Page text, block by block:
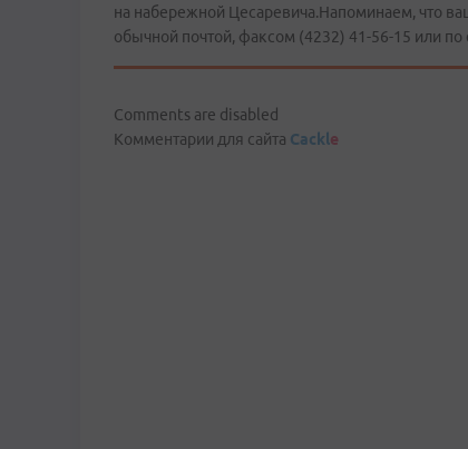
на набережной Цесаревича.Напоминаем, что
обычной почтой, факсом (4232) 41-56-15 или по
Comments are disabled
Комментарии для сайта Cackle